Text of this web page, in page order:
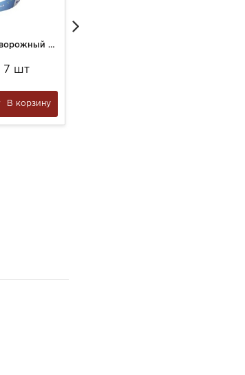
Сыр Хохланд 220г творожный Сливочный овал
7 шт
В корзину